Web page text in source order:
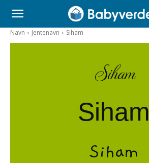
Navn Jentenavn Siham
Siham
Siham
Siham